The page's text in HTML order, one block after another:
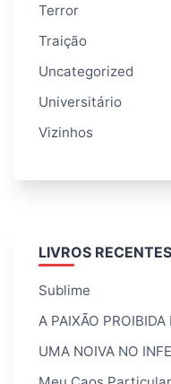
Terror
Traição
Uncategorized
Universitário
Vizinhos
LIVROS RECENTES
Sublime
A PAIXÃO PROIBIDA
UMA NOIVA NO